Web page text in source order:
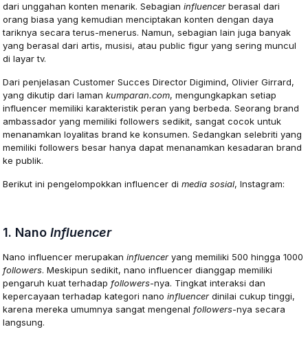
dari unggahan konten menarik. Sebagianinfluencerberasal dari
orang biasa yang kemudian menciptakan konten dengan daya
tariknya secara terus-menerus. Namun, sebagian lain juga banyak
yang berasal dari artis, musisi, atau public figur yang sering muncul
di layar tv.
Dari penjelasan Customer Succes Director Digimind, Olivier Girrard,
yang dikutip dari lamankumparan.com, mengungkapkan setiap
influencer memiliki karakteristik peran yang berbeda. Seorang brand
ambassador yang memiliki followers sedikit, sangat cocok untuk
menanamkan loyalitas brand ke konsumen. Sedangkan selebriti yang
memiliki followers besar hanya dapat menanamkan kesadaran brand
ke publik.
Berikut ini pengelompokkan influencer di media sosial, Instagram:
1. NanoInfluencer
Nano influencer merupakaninfluenceryang memiliki 500 hingga 1000
followers. Meskipun sedikit, nano influencer dianggap memiliki
pengaruh kuat terhadapfollowers-nya. Tingkat interaksi dan
kepercayaan terhadap kategori nanoinfluencerdinilai cukup tinggi,
karena mereka umumnya sangat mengenalfollowers-nya secara
langsung.